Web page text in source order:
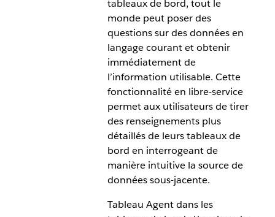
des lignes. Cette façon de faire permet un contrôle
d’accès dynamique basé sur les attributs, ce qui
garantit que les utilisateurs ne voient que les
données pertinentes pour leur rôle.
La fonction d’attribut d’utilisateur pour SAML et
OIDC est offerte à tous dans Tableau Server.
tableaux de bord, tout le
monde peut poser des
questions sur des données en
langage courant et obtenir
immédiatement de
l’information utilisable. Cette
fonctionnalité en libre-service
permet aux utilisateurs de tirer
des renseignements plus
détaillés de leurs tableaux de
bord en interrogeant de
manière intuitive la source de
données sous-jacente.
Tableau Agent dans les